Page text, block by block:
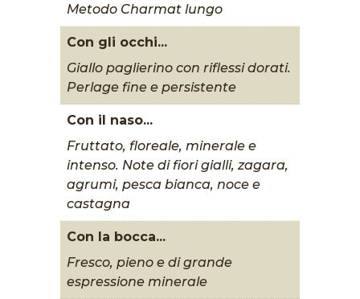
Metodo Charmat lungo
Con gli occhi...
Giallo paglierino con riflessi dorati.
Perlage fine e persistente
Con il naso...
Fruttato, floreale, minerale e
intenso. Note di fiori gialli, zagara,
agrumi, pesca bianca, noce e
castagna
Con la bocca...
Fresco, pieno e di grande
espressione minerale